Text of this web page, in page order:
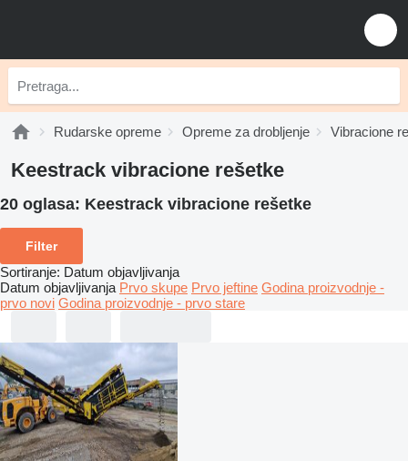
Rudarske opreme Opreme za drobljenje Vibracione
Keestrack vibracione rešetke
20 oglasa: Keestrack vibracione rešetke
Filter
Sortiranje: Datum objavljivanja
Datum objavljivanja Prvo skupe Prvo jeftine Godina proizvodnje -
prvo novi Godina proizvodnje - prvo stare